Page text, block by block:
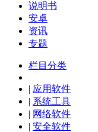
说明书
安卓
资讯
专题
栏目分类
| 应用软件
| 系统工具
| 网络软件
| 安全软件